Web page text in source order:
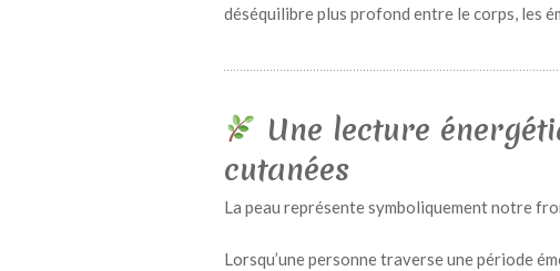
déséquilibre plus profond entre le corps, les
Une lecture
cutanées
La peau représente symboliquement notre
Lorsqu’une personne traverse une période